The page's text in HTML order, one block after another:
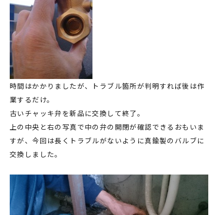
時間はかかりましたが、トラブル箇所が判明すれば後は作
業するだけ。
古いチャッキ弁を新品に交換して終了。
上の中央と右の写真で中の弁の開閉が確認できるおもいま
すが、今回は長くトラブルがないように真鍮製のバルブに
交換しました。